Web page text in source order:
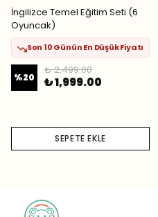
57 adetsatıldı
İngilizce Temel Eğitim Seti (6
Oyuncak)
Son 10 Günün En Düşük Fiyatı
%20
₺ 2,499.00
₺ 1,999.00
SEPETE EKLE